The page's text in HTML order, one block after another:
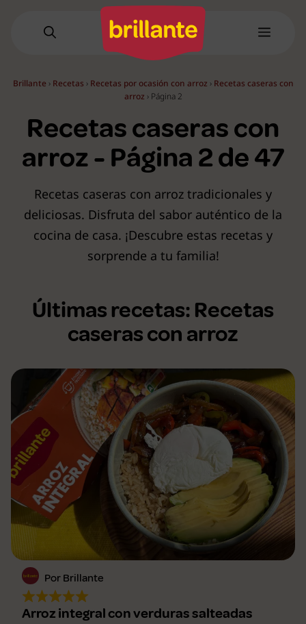
Menú
Brillante › Recetas › Recetas por ocasión con arroz › Recetas caseras con
arroz › Página 2
Recetas caseras con
arroz - Página 2 de 47
Recetas caseras con arroz tradicionales y
deliciosas. Disfruta del sabor auténtico de la
cocina de casa. ¡Descubre estas recetas y
sorprende a tu familia!
Últimas recetas: Recetas
caseras con arroz
Por Brillante
Arroz integral con verduras salteadas